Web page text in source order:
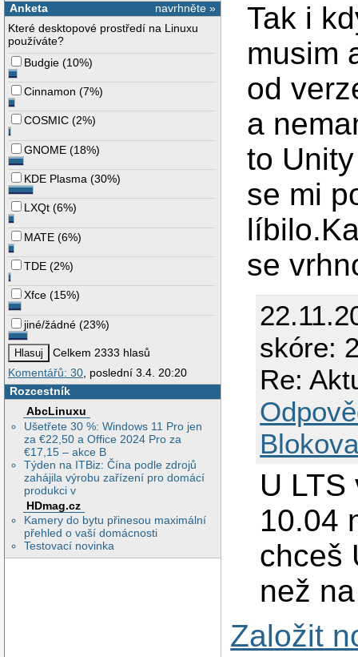
navrhněte »
Anketa
Které desktopové prostředí na Linuxu
používáte?
Budgie (10%)
Cinnamon (7%)
COSMIC (2%)
GNOME (18%)
KDE Plasma (30%)
LXQt (6%)
MATE (6%)
TDE (2%)
Xfce (15%)
jiné/žádné (23%)
Celkem 2333 hlasů
Komentářů: 30, poslední 3.4. 20:20
Rozcestník
AbcLinuxu
Ušetřete 30 %: Windows 11 Pro jen
za €22,50 a Office 2024 Pro za
€17,15 – akce B
Týden na ITBiz: Čína podle zdrojů
zahájila výrobu zařízení pro domácí
produkci v
HDmag.cz
Kamery do bytu přinesou maximální
přehled o vaší domácnosti
Testovací novinka
Tak i
musim
od
a
to
se mi
se
skóre:
Re:
U
10.04
chceš
než
Založit